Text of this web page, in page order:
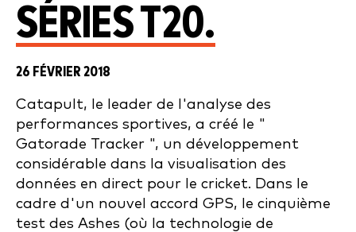
SÉRIES T20.
26 FÉVRIER 2018
Catapult, le leader de l'analyse des
performances sportives, a créé le "
Gatorade Tracker ", un développement
considérable dans la visualisation des
données en direct pour le cricket. Dans le
cadre d'un nouvel accord GPS, le cinquième
test des Ashes (où la technologie de